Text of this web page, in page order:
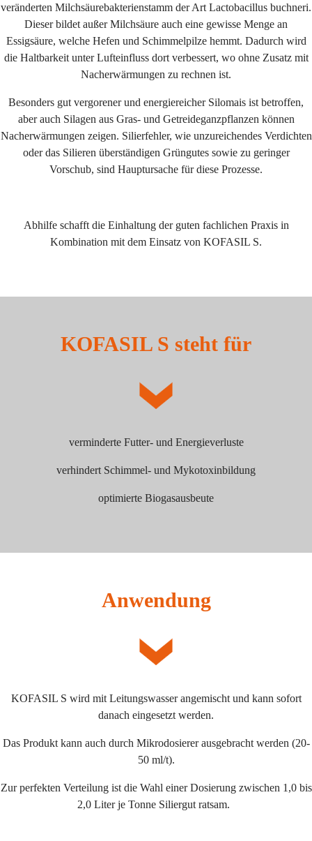
veränderten Milchsäurebakterienstamm der Art Lactobacillus buchneri.
Dieser bildet außer Milchsäure auch eine gewisse Menge an
Essigsäure, welche Hefen und Schimmelpilze hemmt. Dadurch wird
die Haltbarkeit unter Lufteinfluss dort verbessert, wo ohne Zusatz mit
Nacherwärmungen zu rechnen ist.
Besonders gut vergorener und energiereicher Silomais ist betroffen,
aber auch Silagen aus Gras- und Getreideganzpflanzen können
Nacherwärmungen zeigen. Silierfehler, wie unzureichendes Verdichten
oder das Silieren überständigen Grüngutes sowie zu geringer
Vorschub, sind Hauptursache für diese Prozesse.
Abhilfe schafft die Einhaltung der guten fachlichen Praxis in
Kombination mit dem Einsatz von KOFASIL S.
KOFASIL S steht für
verminderte Futter- und Energieverluste
verhindert Schimmel- und Mykotoxinbildung
optimierte Biogasausbeute
Anwendung
KOFASIL S wird mit Leitungswasser angemischt und kann sofort
danach eingesetzt werden.
Das Produkt kann auch durch Mikrodosierer ausgebracht werden (20-
50 ml/t).
Zur perfekten Verteilung ist die Wahl einer Dosierung zwischen 1,0 bis
2,0 Liter je Tonne Siliergut ratsam.